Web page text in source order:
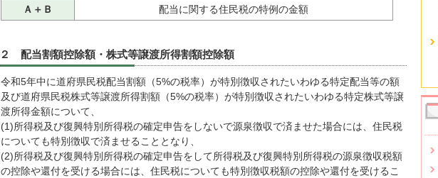
Ａ＋Ｂ
配当に関する住民税の特例の金額
２ 配当割額控除額・株式等譲渡所得割額控除額
令和5年中に道府県民税配当割額（5%の税率）が特別徴収されたいわゆる特定配当等の額
及び道府県民税株式等譲渡所得割額（5%の税率）が特別徴収されたいわゆる特定株式等譲
渡所得金額について、
(1)所得税及び復興特別所得税の確定申告をしないで源泉徴収で済ませた場合には、住民税
についても特別徴収で済ませることとなり、
(2)所得税及び復興特別所得税の確定申告をして所得税及び復興特別所得税の源泉徴収税額
の控除や還付を受ける場合には、住民税についても特別徴収税額の控除や還付を受けるこ